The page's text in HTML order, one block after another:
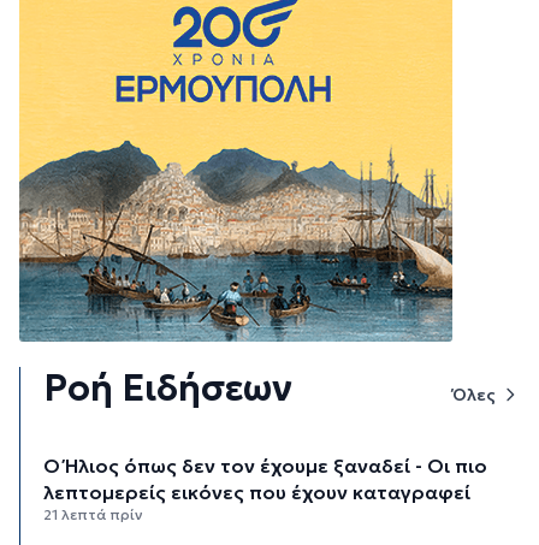
Ροή Ειδήσεων Όλες
Ο Ήλιος όπως δεν τον έχουμε ξαναδεί - Οι πιο
λεπτομερείς εικόνες που έχουν καταγραφεί
21 λεπτά πρίν